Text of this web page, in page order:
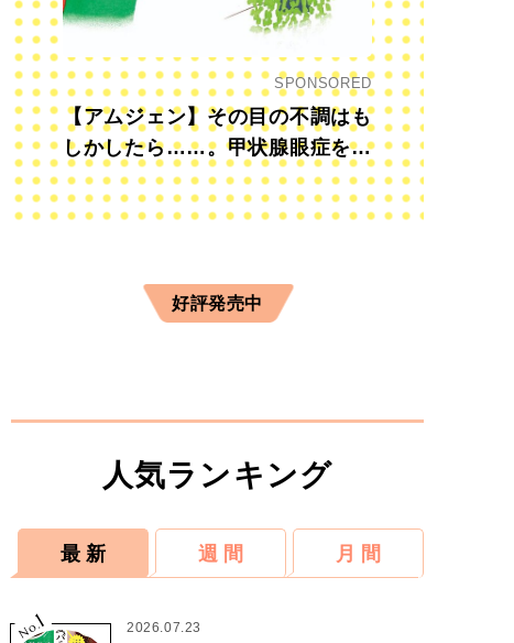
SPONSORED
【アムジェン】その目の不調はも
しかしたら……。甲状腺眼症を知
っていますか？
好評発売中
人気ランキング
最 新 週 間 月 間
No.
1 2026.07.23